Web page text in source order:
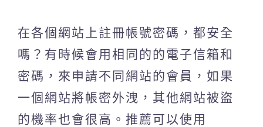
在各個網站上註冊帳號密碼，都安全
嗎？有時候會用相同的的電子信箱和
密碼，來申請不同網站的會員，如果
一個網站將帳密外洩，其他網站被盜
的機率也會很高。推薦可以使用